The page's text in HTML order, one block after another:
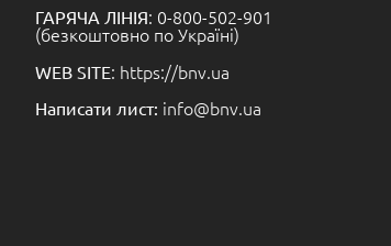
ГАРЯЧА ЛІНІЯ: 0-800-502-901
(безкоштовно по Україні)
WEB SITE: https://bnv.ua
Написати лист: info@bnv.ua